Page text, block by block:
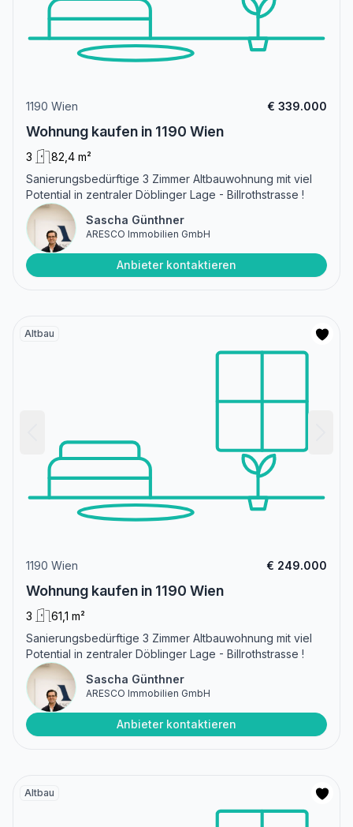
1190 Wien € 339.000
Wohnung kaufen in 1190 Wien
3
82,4 m²
Sanierungsbedürftige 3 Zimmer Altbauwohnung mit viel
Potential in zentraler Döblinger Lage - Billrothstrasse !
Sascha Günthner
ARESCO Immobilien GmbH
Anbieter kontaktieren
Altbau
1190 Wien € 249.000
Wohnung kaufen in 1190 Wien
3
61,1 m²
Sanierungsbedürftige 3 Zimmer Altbauwohnung mit viel
Potential in zentraler Döblinger Lage - Billrothstrasse !
Sascha Günthner
ARESCO Immobilien GmbH
Anbieter kontaktieren
Altbau